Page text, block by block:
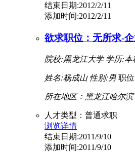
结束日期:2012/2/11
添加时间:2012/2/11
欲求职位：无所求-
院校:黑龙江大学 学历:本
姓名:杨成山 性别:男 职
所在地区：黑龙江哈尔
人才类型：普通求职
浏览详情
结束日期:2011/9/10
添加时间:2011/9/10